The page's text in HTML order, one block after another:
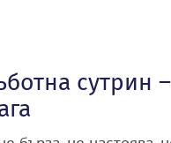
сутрин